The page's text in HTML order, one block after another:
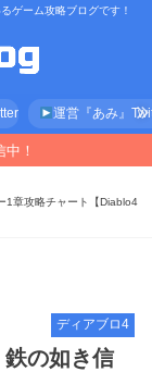
ゲーム攻略ブログです！
運営『あみ』
！
1章攻略チャート【Diablo4
ディアブロ4
鉄の如き信